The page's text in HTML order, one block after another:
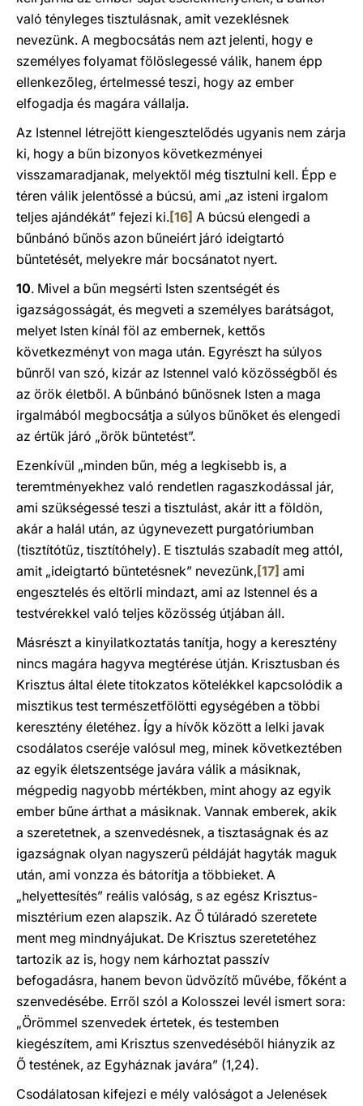
való tényleges tisztulásnak, amit vezeklésnek
nevezünk. A megbocsátás nem azt jelenti, hogy e
személyes folyamat fölöslegessé válik, hanem épp
ellenkezőleg, értelmessé teszi, hogy az ember
elfogadja és magára vállalja.
Az Istennel létrejött kiengesztelődés ugyanis nem zárja
ki, hogy a bűn bizonyos következményei
visszamaradjanak, melyektől még tisztulni kell. Épp e
téren válik jelentőssé a búcsú, ami „az isteni irgalom
teljes ajándékát” fejezi ki.[16] A búcsú elengedi a
bűnbánó bűnös azon bűneiért járó ideigtartó
büntetését, melyekre már bocsánatot nyert.
10. Mivel a bűn megsérti Isten szentségét és
igazságosságát, és megveti a személyes barátságot,
melyet Isten kínál föl az embernek, kettős
következményt von maga után. Egyrészt ha súlyos
bűnről van szó, kizár az Istennel való közösségből és
az örök életből. A bűnbánó bűnösnek Isten a maga
irgalmából megbocsátja a súlyos bűnöket és elengedi
az értük járó „örök büntetést”.
Ezenkívül „minden bűn, még a legkisebb is, a
teremtményekhez való rendetlen ragaszkodással jár,
ami szükségessé teszi a tisztulást, akár itt a földön,
akár a halál után, az úgynevezett purgatóriumban
(tisztítótűz, tisztítóhely). E tisztulás szabadít meg attól,
amit „ideigtartó büntetésnek” nevezünk, [17] ami
engesztelés és eltörli mindazt, ami az Istennel és a
testvérekkel való teljes közösség útjában áll.
Másrészt a kinyilatkoztatás tanítja, hogy a keresztény
nincs magára hagyva megtérése útján. Krisztusban és
Krisztus által élete titokzatos kötelékkel kapcsolódik a
misztikus test természetfölötti egységében a többi
keresztény életéhez. Így a hívők között a lelki javak
csodálatos cseréje valósul meg, minek következtében
az egyik életszentsége javára válik a másiknak,
mégpedig nagyobb mértékben, mint ahogy az egyik
ember bűne árthat a másiknak. Vannak emberek, akik
a szeretetnek, a szenvedésnek, a tisztaságnak és az
igazságnak olyan nagyszerű példáját hagyták maguk
után, ami vonzza és bátorítja a többieket. A
„helyettesítés” reális valóság, s az egész Krisztus-
misztérium ezen alapszik. Az Ő túláradó szeretete
ment meg mindnyájukat. De Krisztus szeretetéhez
tartozik az is, hogy nem kárhoztat passzív
befogadásra, hanem bevon üdvözítő művébe, főként a
szenvedésébe. Erről szól a Kolosszei levél ismert sora:
„Örömmel szenvedek értetek, és testemben
kiegészítem, ami Krisztus szenvedéséből hiányzik az
Ő testének, az Egyháznak javára” (1,24).
Csodálatosan kifejezi e mély valóságot a Jelenések